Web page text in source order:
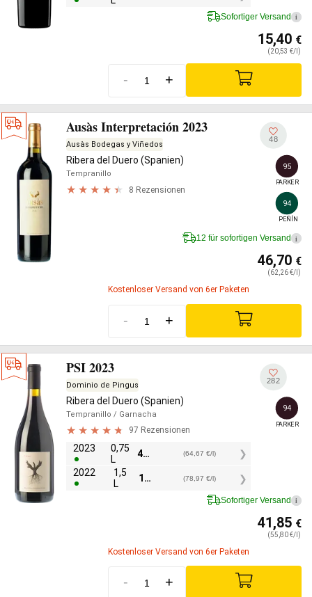
Sofortiger Versand i
15,40 €
(20,53 €/l)
- +
Ausàs Interpretación 2023
Ausàs Bodegas y Viñedos
Ribera del Duero (Spanien)
Tempranillo
8 Rezensionen
48
95
PARKER
94
PEÑÍN
12 für sofortigen Versand i
46,70 €
(62,26 €/l)
Kostenloser Versand von 6er Paketen
- +
PSI 2023
Dominio de Pingus
Ribera del Duero (Spanien)
Tempranillo / Garnacha
97 Rezensionen
2023
0,75
L
48,50 (64,67 €/l)
2022
1,5
L
118,45 (78,97 €/l)
282
94
PARKER
Sofortiger Versand i
41,85 €
(55,80 €/l)
Kostenloser Versand von 6er Paketen
- +